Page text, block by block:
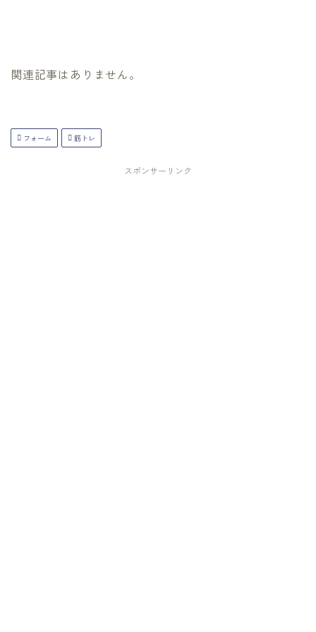
関連記事はありません。
フォーム 筋トレ
スポンサーリンク